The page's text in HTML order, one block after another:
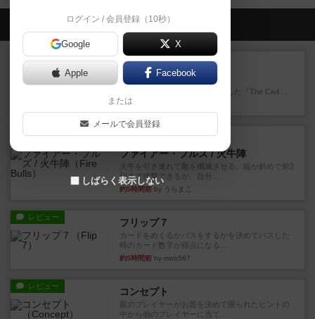
会員の新しい投稿
レビュー
南北戦争
1983年にVictory Gamesが出版した『The Civil ...
約3時間前
ファイアー・ブルズ / 火牛陣
火牛を引き連れて敵を殲滅させる。縦か斜めで前2
列まで攻撃できるが、自分...
約5時間前 by うらまこ
レビュー フリップ７
カードをめくるかパスをするかを決めてパスした
時のカード数字が得点になる...
約5時間前 by mob567
レビュー コンセプト
親のプレイヤーがお題を決めて限られたヒントの
中から他のプレイヤーに当て...
ログイン / 会員登録（10秒）
Google X
Apple Facebook
または
メールで会員登録
しばらく表示しない